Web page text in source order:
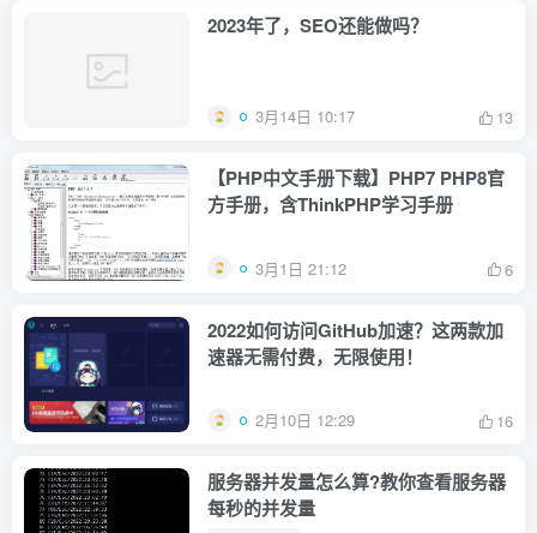
2023年了，SEO还能做吗？
3月14日 10:17 13
【PHP中文手册下载】PHP7 PHP8官
方手册，含ThinkPHP学习手册
3月1日 21:12 6
2022如何访问GitHub加速？这两款加
速器无需付费，无限使用！
2月10日 12:29 16
服务器并发量怎么算?教你查看服务器
每秒的并发量